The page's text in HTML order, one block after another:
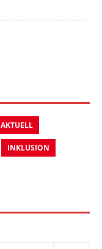
AKTUELL
INKLUSION